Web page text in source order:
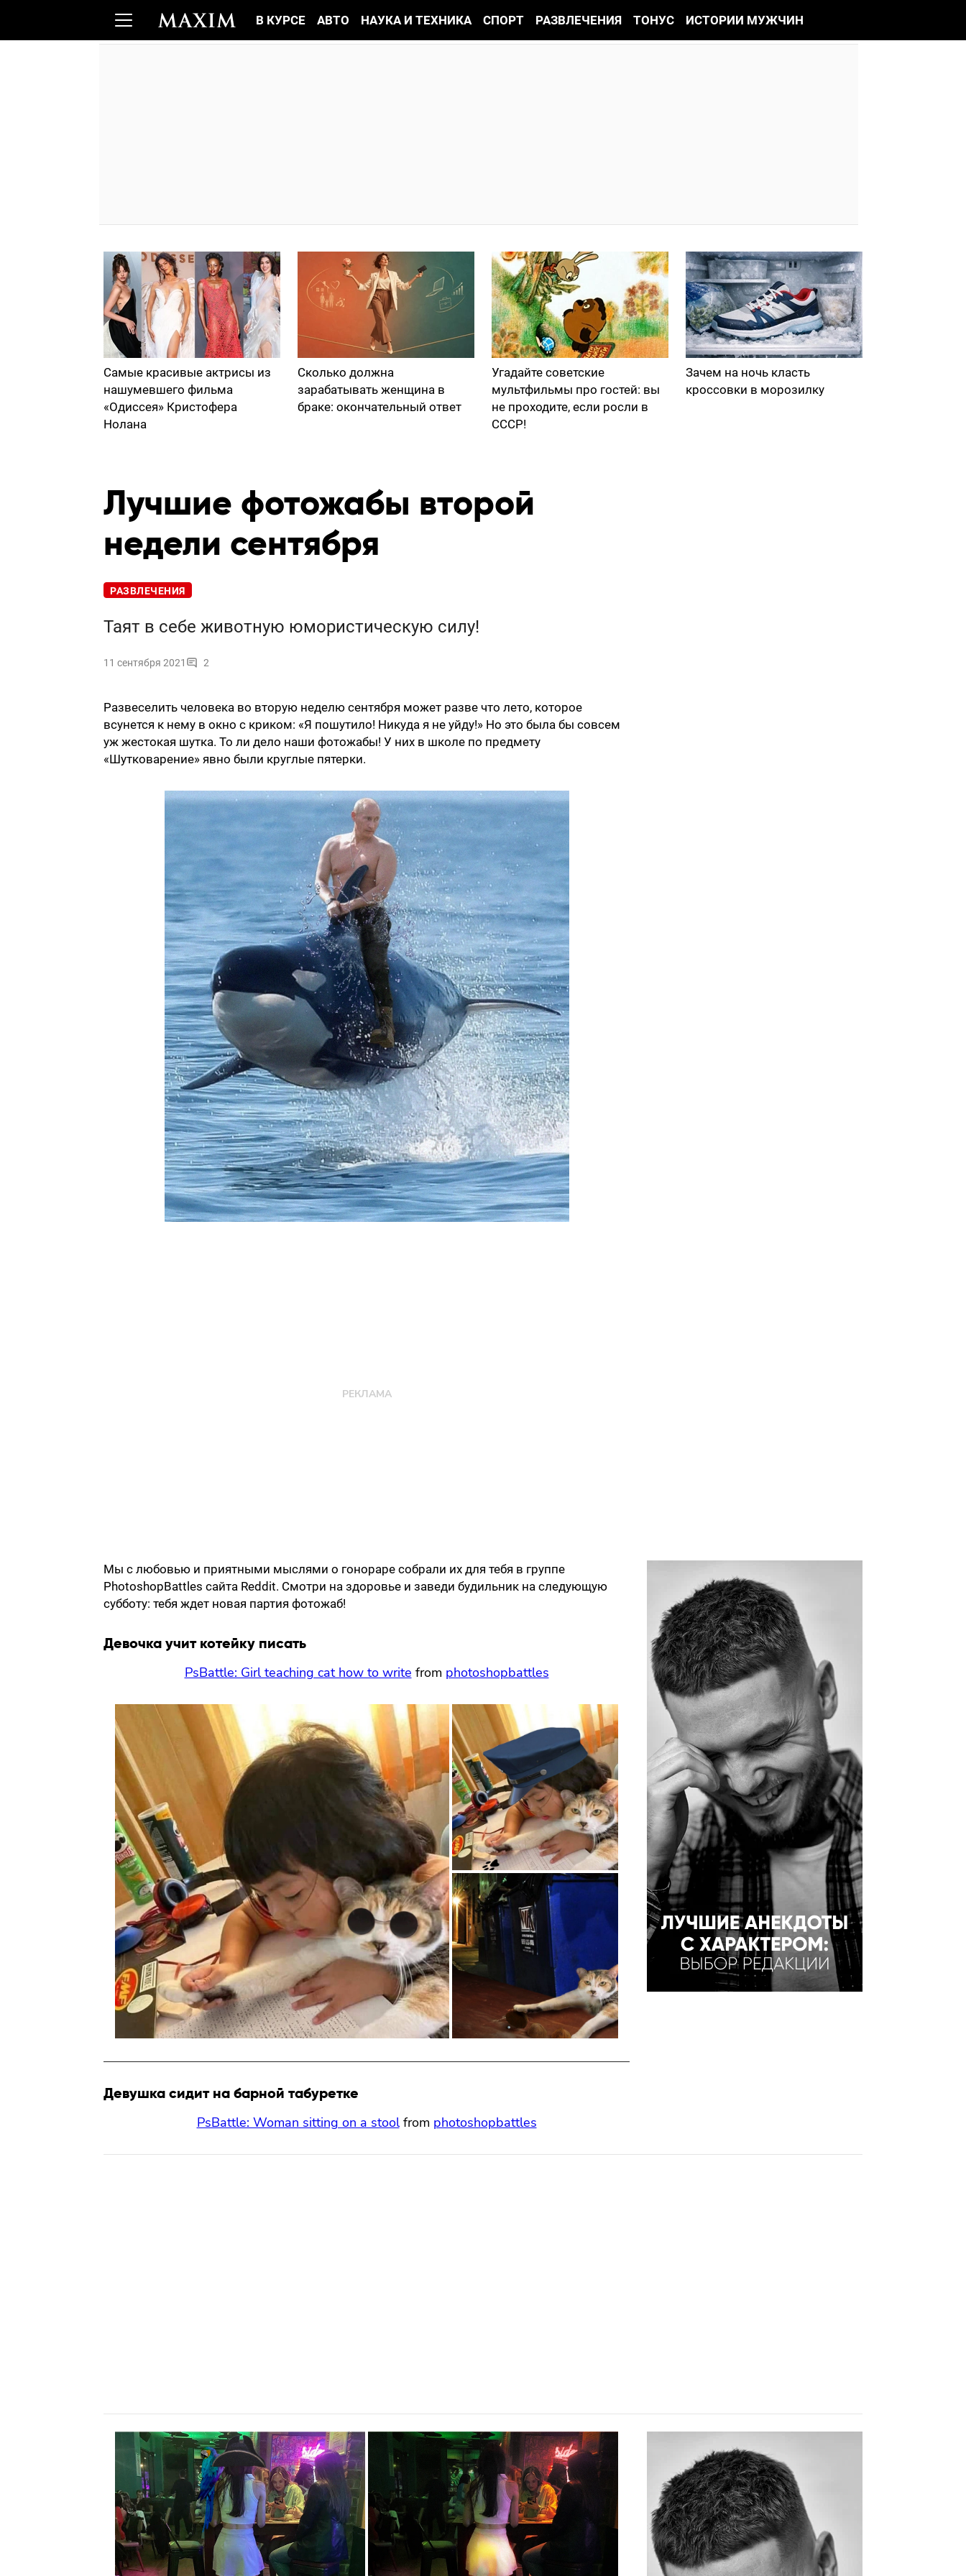
В КУРСЕ АВТО НАУКА И ТЕХНИКА СПОРТ РАЗВЛЕЧЕНИЯ ТОНУС ИСТОРИИ МУЖЧИН
Самые красивые актрисы из
нашумевшего фильма
«Одиссея» Кристофера
Нолана
Сколько должна
зарабатывать женщина в
браке: окончательный ответ
Угадайте советские
мультфильмы про гостей: вы
не проходите, если росли в
СССР!
Зачем на ночь класть
кроссовки в морозилку
Лучшие фотожабы второй
недели сентября
РАЗВЛЕЧЕНИЯ
Таят в себе животную юмористическую силу!
11 сентября 2021 2
Развеселить человека во вторую неделю сентября может разве что лето, которое
всунется к нему в окно с криком: «Я пошутило! Никуда я не уйду!» Но это была бы совсем
уж жестокая шутка. То ли дело наши фотожабы! У них в школе по предмету
«Шутковарение» явно были круглые пятерки.
Мы с любовью и приятными мыслями о гонораре собрали их для тебя в группе
PhotoshopBattles сайта Reddit. Смотри на здоровье и заведи будильник на следующую
субботу: тебя ждет новая партия фотожаб!
Девочка учит котейку писать
PsBattle: Girl teaching cat how to write from photoshopbattles
Девушка сидит на барной табуретке
PsBattle: Woman sitting on a stoolfrom photoshopbattles